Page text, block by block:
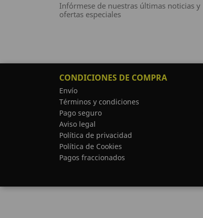
Infórmese de nuestras últimas noticias y
ofertas especiales
CONDICIONES DE COMPRA
Envío
Términos y condiciones
Pago seguro
Aviso legal
Política de privacidad
Política de Cookies
Pagos fraccionados